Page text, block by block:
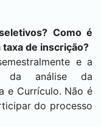
Como é
de inscrição?
e a
da análise da
e Currículo. Não é
do processo